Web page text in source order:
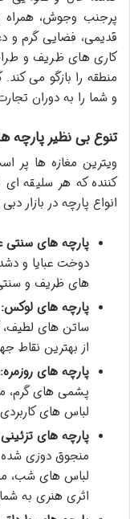
پرجنب وجوش، همراه
قدیمی، فضایی گرم و
کاری های ظریف و
منطقه را بازگو می
و شما را به دوران
تنوع بی نظیر
ویترین مغازه ها پر
کننده که هر سلیقه
انواع پارچه در بازار دبی
پارچه های سنتی
دوخت عبایا و
های ظریف و
پارچه های لوکس:
ساتن های
از بهترین نقاط
پارچه های روزمره:
پشمی های گرم،
لباس های
پارچه های
منجوق دوزی
لباس های شب،
اثری هنری به